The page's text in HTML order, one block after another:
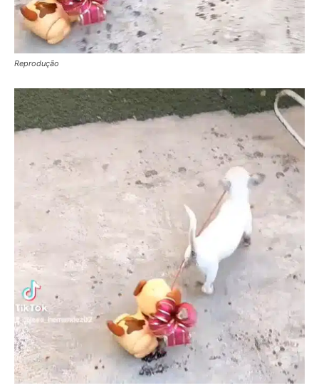
Reprodução